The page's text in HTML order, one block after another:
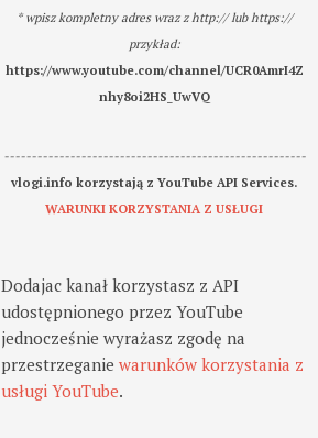
* wpisz kompletny adres wraz z http:// lub https://
przykład:
https://www.youtube.com/channel/UCR0AmrI4Z
nhy8oi2HS_UwVQ
-------------------------------------------------------
vlogi.info korzystają z YouTube API Services.
WARUNKI KORZYSTANIA Z USŁUGI
Dodajac kanał korzystasz z API
udostępnionego przez YouTube
jednocześnie wyrażasz zgodę na
przestrzeganiewarunków korzystania z
usługi YouTube.